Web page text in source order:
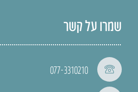
שמרו על קשר
077-3310210